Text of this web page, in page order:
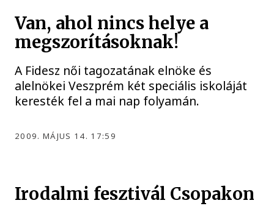
Van, ahol nincs helye a
megszorításoknak!
A Fidesz női tagozatának elnöke és
alelnökei Veszprém két speciális iskoláját
keresték fel a mai nap folyamán.
2009. MÁJUS 14. 17:59
Irodalmi fesztivál Csopakon